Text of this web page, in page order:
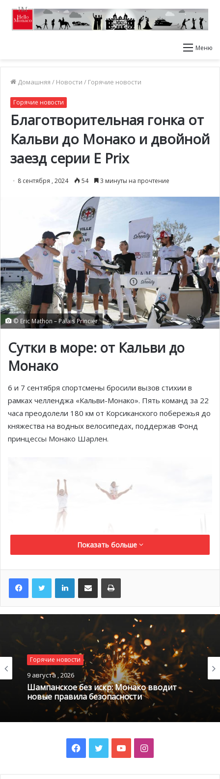
Меню
Домашняя / Новости / Горячие новости
Горячие новости
Благотворительная гонка от
Кальви до Монако и двойной
заезд серии E Prix
8 сентября , 2024 54 3 минуты на прочтение
© Eric Mathon – Palais Princier
Сутки в море: от Кальви до
Монако
6 и 7 сентября спортсмены бросили вызов стихии в
рамках челленджа «Кальви-Монако». Пять команд за 22
часа преодолели 180 км от Корсиканского побережья до
княжества на водных велосипедах, поддержав Фонд
принцессы Монако Шарлен.
© Eric Mathon – Palais Princier
© Eric Mathon – Palais Princier
Показать больше
LinkedInПоделиться по электронной почте Распечатать
Горячие новости
9 августа , 2026
Шампанское без искр: Монако вводит
новые правила безопасности
Facebook
TwitterYouTubeInstagram